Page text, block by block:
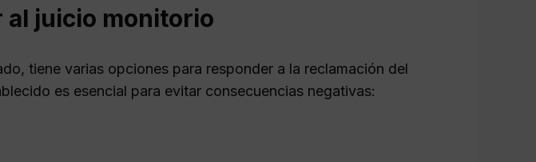
al juicio monitorio
tiene varias opciones para responder a la reclamación del
es esencial para evitar consecuencias negativas: